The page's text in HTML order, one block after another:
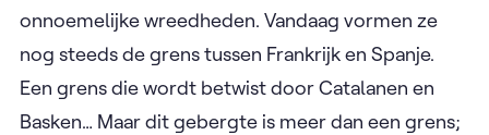
onnoemelijke wreedheden. Vandaag vormen ze
nog steeds de grens tussen Frankrijk en Spanje.
Een grens die wordt betwist door Catalanen en
Basken… Maar dit gebergte is meer dan een grens;